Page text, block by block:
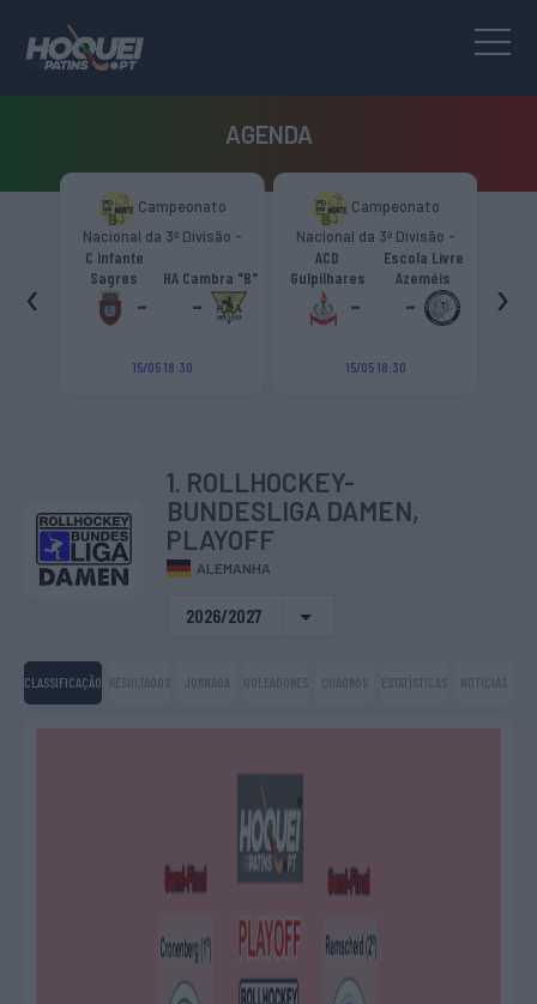
AGENDA
Campeonato
Nacional da 3ª Divisão -
Zona Norte “B”
C Infante
Sagres
-
HA Cambra "B"
-
15/05 18:30
Campeonato
Nacional da 3ª Divisão -
Zona Norte “B”
ACD
Gulpilhares
-
Escola Livre
Azeméis
-
15/05 18:30
‹ ›
1. ROLLHOCKEY-
BUNDESLIGA DAMEN,
PLAYOFF
ALEMANHA
2026/2027
CLASSIFICAÇÃO RESULTADOS JORNADA GOLEADORES QUADROS ESTATÍSTICAS NOTICIAS